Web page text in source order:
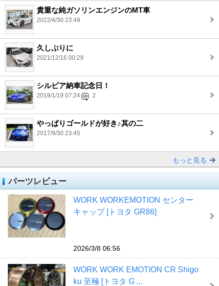
貴重な純ガソリンエンジンのMT車
2022/4/30 23:49
久しぶりに
2021/12/16 00:29
シルビア納車記念日！
2019/1/19 07:24 2
やっぱりゴールドが好き♪其の二
2017/9/30 23:45
もっと見る
パーツレビュー
WORK WORKEMOTION センター
キャップ [トヨタ GR86]
2026/3/8 06:56
WORK WORK EMOTION CR Shigo
ku 至極 [トヨタ G ...